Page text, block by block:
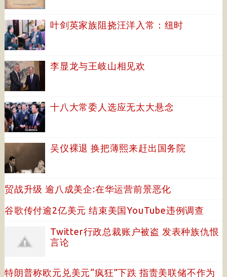
叶剑英家族阻挠汪洋入常：纽时
李显龙与王岐山相见欢
十八大常委人选应无太大悬念
吴仪裸退 换把薄熙来赶出国务院
贸战升级 逾八成美企:在华运营前景恶化
谷歌传付逾2亿美元 结束美国YouTube违例调查
Twitter行政总裁账户被盗 发表种族仇恨
言论
特朗普称欧元兑美元“疯狂”下跌 指责美联储不作为